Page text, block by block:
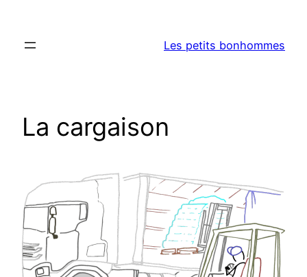
contenu
Les petits bonhommes
La cargaison